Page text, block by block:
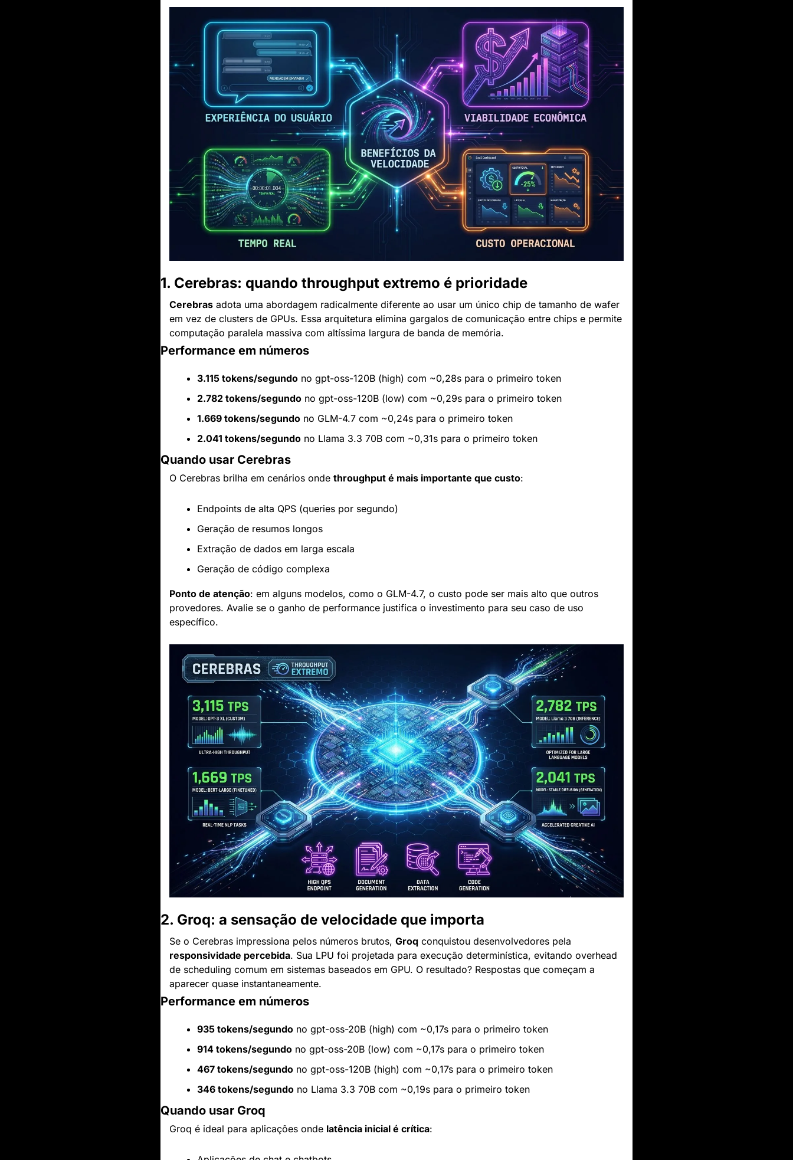
1. Cerebras: quando throughput extremo é prioridade
Cerebras adota uma abordagem radicalmente diferente ao usar um único chip de tamanho de wafer
em vez de clusters de GPUs. Essa arquitetura elimina gargalos de comunicação entre chips e permite
computação paralela massiva com altíssima largura de banda de memória.
Performance em números
3.115 tokens/segundo no gpt-oss-120B (high) com ~0,28s para o primeiro token
2.782 tokens/segundo no gpt-oss-120B (low) com ~0,29s para o primeiro token
1.669 tokens/segundo no GLM-4.7 com ~0,24s para o primeiro token
2.041 tokens/segundo no Llama 3.3 70B com ~0,31s para o primeiro token
Quando usar Cerebras
O Cerebras brilha em cenários onde throughput é mais importante que custo:
Endpoints de alta QPS (queries por segundo)
Geração de resumos longos
Extração de dados em larga escala
Geração de código complexa
Ponto de atenção: em alguns modelos, como o GLM-4.7, o custo pode ser mais alto que outros
provedores. Avalie se o ganho de performance justifica o investimento para seu caso de uso
específico.
2. Groq: a sensação de velocidade que importa
Se o Cerebras impressiona pelos números brutos, Groq
responsividade percebida. Sua LPU foi projetada para execução determinística, evitando overhead
de scheduling comum em sistemas baseados em GPU. O resultado? Respostas que começam a
aparecer quase instantaneamente.
Performance em números
935 tokens/segundo no gpt-oss-20B (high) com ~0,17s para o primeiro token
914 tokens/segundo no gpt-oss-20B (low) com ~0,17s para o primeiro token
467 tokens/segundo no gpt-oss-120B (high) com ~0,17s para o primeiro token
346 tokens/segundo no Llama 3.3 70B com ~0,19s para o primeiro token
Quando usar Groq
Groq é ideal para aplicações onde latência inicial é crítica: